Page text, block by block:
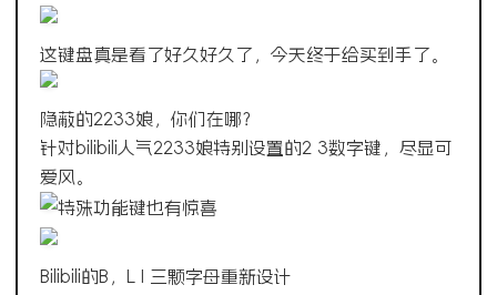
这键盘真是看了好久好久了，今天终于给买到手了。
隐蔽的2233娘，你们在哪？
针对bilibili人气2233娘特别设置的2 3数字键，尽显可
爱风。
特殊功能键也有惊喜
Bilibili的B，L I 三颗字母重新设计